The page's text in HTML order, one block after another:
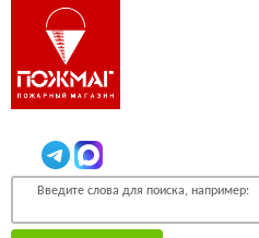
Введите слова для поиска, например: